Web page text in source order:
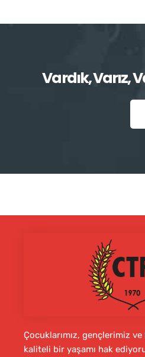
Vardık, Varız,
Çocuklarımız, gençlerimiz
kaliteli bir yaşamı hak